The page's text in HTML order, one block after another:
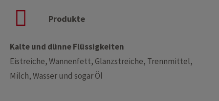
Produkte
Kalte und dünne Flüssigkeiten
Eistreiche, Wannenfett, Glanzstreiche, Trennmittel,
Milch, Wasser und sogar Öl